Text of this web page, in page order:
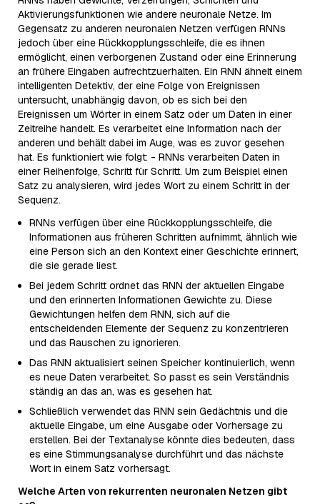
Aktivierungsfunktionen wie andere neuronale Netze. Im
Gegensatz zu anderen neuronalen Netzen verfügen RNNs
jedoch über eine Rückkopplungsschleife, die es ihnen
ermöglicht, einen verborgenen Zustand oder eine Erinnerung
an frühere Eingaben aufrechtzuerhalten. Ein RNN ähnelt einem
intelligenten Detektiv, der eine Folge von Ereignissen
untersucht, unabhängig davon, ob es sich bei den
Ereignissen um Wörter in einem Satz oder um Daten in einer
Zeitreihe handelt. Es verarbeitet eine Information nach der
anderen und behält dabei im Auge, was es zuvor gesehen
hat. Es funktioniert wie folgt: - RNNs verarbeiten Daten in
einer Reihenfolge, Schritt für Schritt. Um zum Beispiel einen
Satz zu analysieren, wird jedes Wort zu einem Schritt in der
Sequenz.
RNNs verfügen über eine Rückkopplungsschleife, die
Informationen aus früheren Schritten aufnimmt, ähnlich wie
eine Person sich an den Kontext einer Geschichte erinnert,
die sie gerade liest.
Bei jedem Schritt ordnet das RNN der aktuellen Eingabe
und den erinnerten Informationen Gewichte zu. Diese
Gewichtungen helfen dem RNN, sich auf die
entscheidenden Elemente der Sequenz zu konzentrieren
und das Rauschen zu ignorieren.
Das RNN aktualisiert seinen Speicher kontinuierlich, wenn
es neue Daten verarbeitet. So passt es sein Verständnis
ständig an das an, was es gesehen hat.
Schließlich verwendet das RNN sein Gedächtnis und die
aktuelle Eingabe, um eine Ausgabe oder Vorhersage zu
erstellen. Bei der Textanalyse könnte dies bedeuten, dass
es eine Stimmungsanalyse durchführt und das nächste
Wort in einem Satz vorhersagt.
Welche Arten von rekurrenten neuronalen Netzen gibt